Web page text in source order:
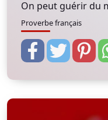
On peut guérir du
Proverbe français